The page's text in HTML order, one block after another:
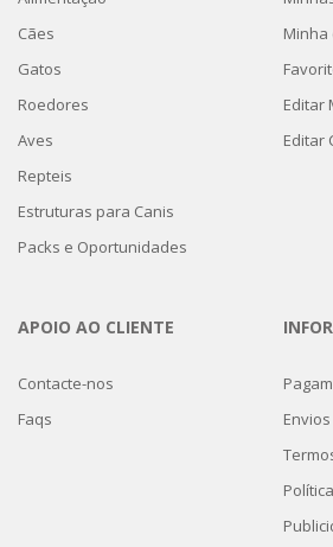
Cães
Gatos
Roedores
Aves
Repteis
Estruturas para Canis
Packs e Oportunidades
Minha
Editar
Editar
APOIO AO CLIENTE
Contacte-nos
Faqs